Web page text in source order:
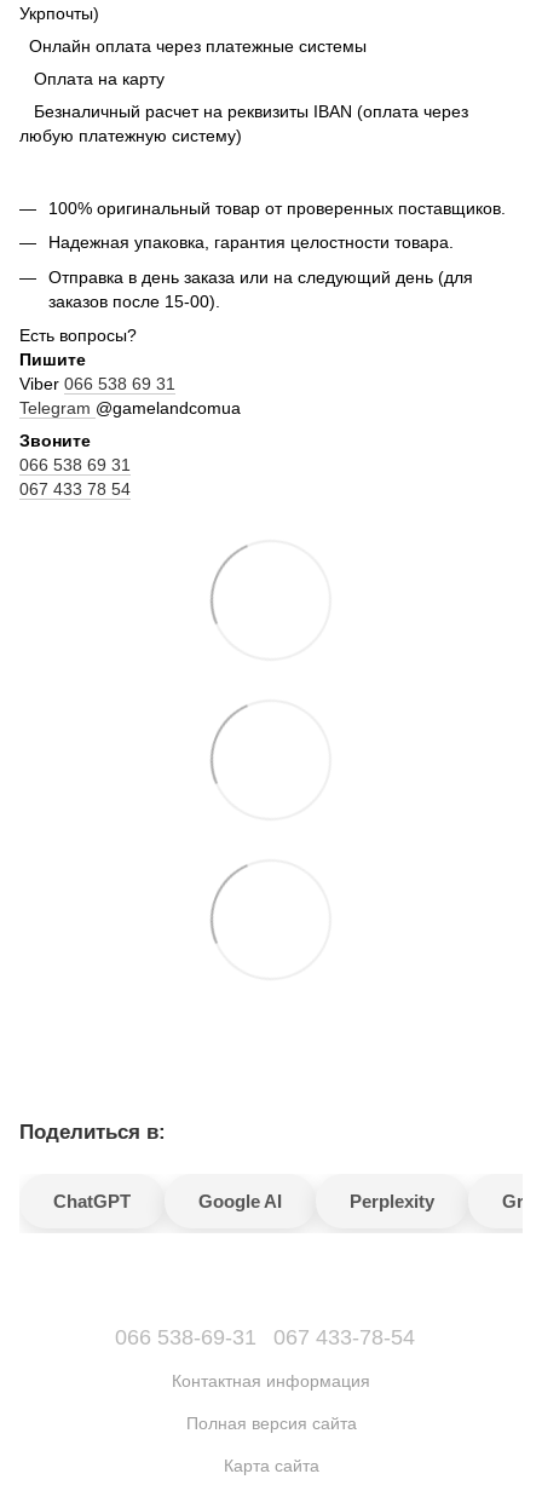
Укрпочты)
Онлайн оплата через платежные системы
Оплата на карту
Безналичный расчет на реквизиты IBAN (оплата через
любую платежную систему)
100% оригинальный товар от проверенных поставщиков.
Надежная упаковка, гарантия целостности товара.
Отправка в день заказа или на следующий день (для
заказов после 15-00).
Есть вопросы?
Пишите
Viber 066 538 69 31
Telegram @gamelandcomua
Звоните
066 538 69 31
067 433 78 54
Поделиться в:
ChatGPT Google AI Perplexity
066 538-69-31 067 433-78-54
Контактная информация
Полная версия сайта
Карта сайта